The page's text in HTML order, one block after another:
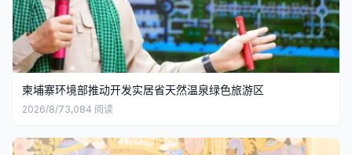
柬埔寨环境部推动开发实居省天然温泉绿色旅游区
2026/8/73,084 阅读